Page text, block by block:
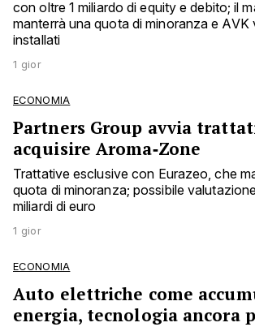
con oltre 1 miliardo di equity e debito; il
manterrà una quota di minoranza e AVK
installati
1 gior
ECONOMIA
Partners Group avvia
acquisire Aroma‑Zone
Trattative esclusive con Eurazeo, che
quota di minoranza; possibile
miliardi di euro
1 gior
ECONOMIA
Auto elettriche come
energia, tecnologia ancora